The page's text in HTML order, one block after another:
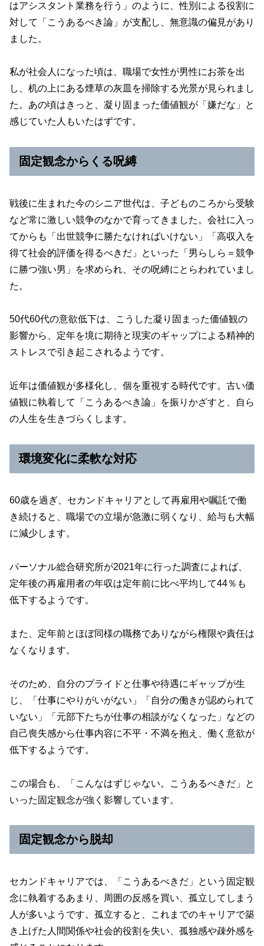
はアシスタント業務を行う」のように、性別による役割に
対して「こうあるべき論」が支配し、無意識の偏見があり
ました。
私が社会人になった頃は、職場で女性が男性にお茶を出
し、机の上にある煙草の灰皿を掃除する光景が見られまし
た。あの頃はきっと、凝り固まった価値観が「嫌だな」と
感じていた人もいたはずです。
固定観念からくる呪縛
戦後に生まれた今のシニア世代は、子どものころから受験
など常に激しい競争のなかで育ってきました。会社に入っ
てからも「出世競争に勝たなければいけない」「高収入を
得て社会的評価を得るべきだ」といった「男らしら＝競争
に勝つ強い男」を求められ、その呪縛にとらわれていまし
た。
50代60代の意欲低下は、こうした凝り固まった価値観の
影響から、定年を境に期待と現実のギャップによる精神的
ストレスで引き起こされるようです。
近年は価値観が多様化し、個を重視する時代です。古い価
値観に執着して「こうあるべき論」を振りかざすと、自ら
の人生を生きづらくします。
環境変化に柔軟な対応
60歳を過ぎ、セカンドキャリアとして再雇用や嘱託で働
き続けると、職場での立場が急激に弱くなり、給与も大幅
に減少します。
パーソナル総合研究所が2021年に行った調査によれば、
定年後の再雇用者の年収は定年前に比べ平均して44％も
低下するようです。
また、定年前とほぼ同様の職務でありながら権限や責任は
なくなります。
そのため、自分のプライドと仕事や待遇にギャップが生
じ、「仕事にやりがいがない」「自分の働きが認められて
いない」「元部下たちが仕事の相談がなくなった」などの
自己喪失感から仕事内容に不平・不満を抱え、働く意欲が
低下するようです。
この場合も、「こんなはずじゃない。こうあるべきだ」と
いった固定観念が強く影響しています。
固定観念から脱却
セカンドキャリアでは、「こうあるべきだ」という固定観
念に執着するあまり、周囲の反感を買い、孤立してしまう
人が多いようです。孤立すると、これまでのキャリアで築
き上げた人間関係や社会的役割を失い、孤独感や疎外感を